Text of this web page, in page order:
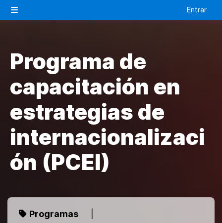
Entrar
Programa de
capacitación en
estrategias de
internacionalizaci
ón (PCEI)
Programas